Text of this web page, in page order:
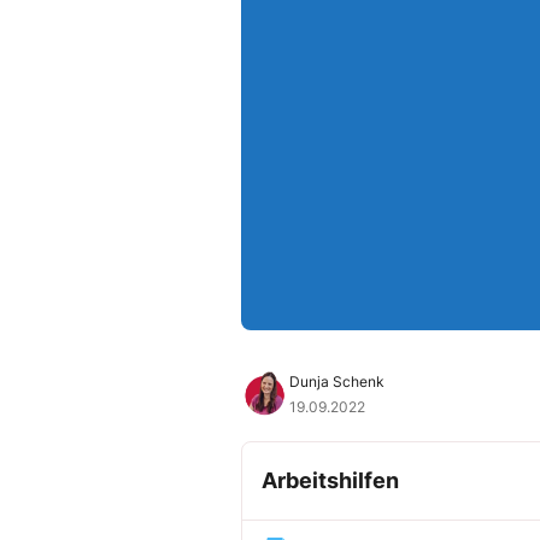
Dunja Schenk
19.09.2022
Arbeitshilfen